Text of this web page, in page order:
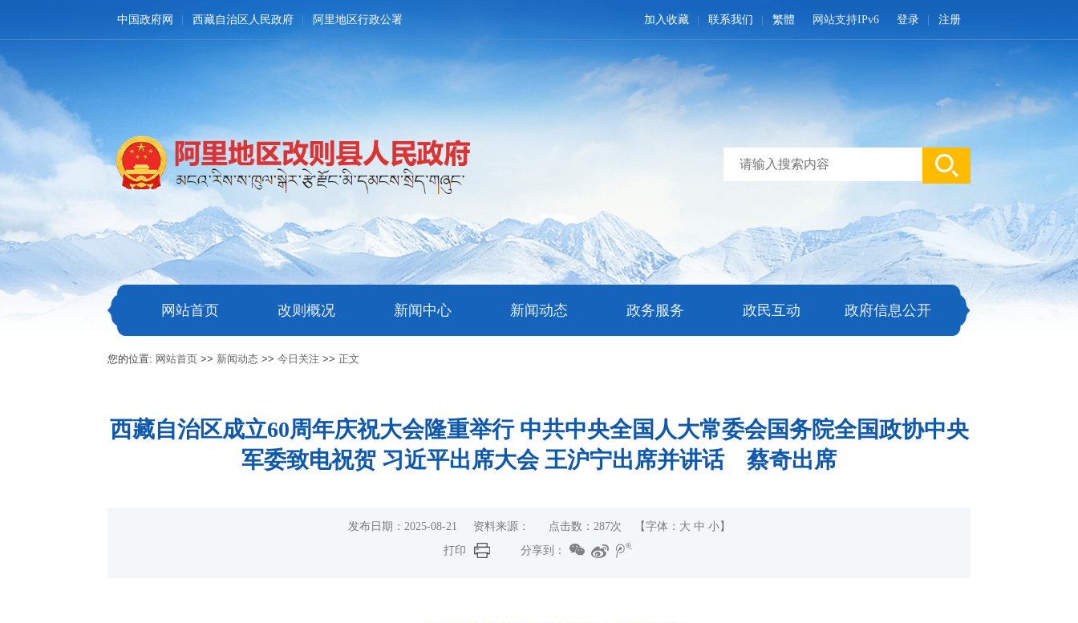
中国政府网 西藏自治区人民政府 阿里地区行政公署 登录 注册
网站支持IPv6
加入收藏 联系我们 繁體
网站首页 改则概况 新闻中心 新闻动态 政务服务 政民互动 政府信息公开
您的位置: 网站首页 >> 新闻动态 >>今日关注 >>正文
西藏自治区成立60周年庆祝大会隆重举行 中共中央全国人大常委会国务院全国政协中央
军委致电祝贺 习近平出席大会 王沪宁出席并讲话 蔡奇出席
发布日期：2025-08-21 资料来源： 点击数： 287次 【字体： 大 中 小】
打印
分享到：